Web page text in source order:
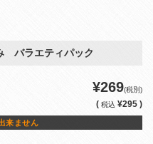
バラエティパック
¥269(税別)
( 税込 ¥295 )
来ません